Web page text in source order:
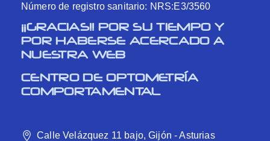
Número de registro sanitario: NRS:E3/3560
¡¡GRACIAS!! POR SU TIEMPO Y
POR HABERSE ACERCADO A
NUESTRA WEB
CENTRO DE OPTOMETRÍA
COMPORTAMENTAL
Calle Velázquez 11 bajo, Gijón - Asturias